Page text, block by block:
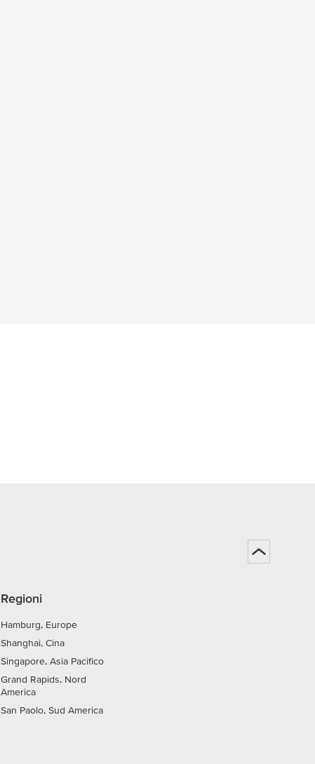
Regioni
Hamburg, Europe
Shanghai, Cina
Singapore, Asia Pacifico
Grand Rapids, Nord
America
San Paolo, Sud America